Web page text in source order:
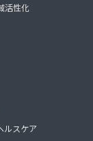
活性化
ルスケア